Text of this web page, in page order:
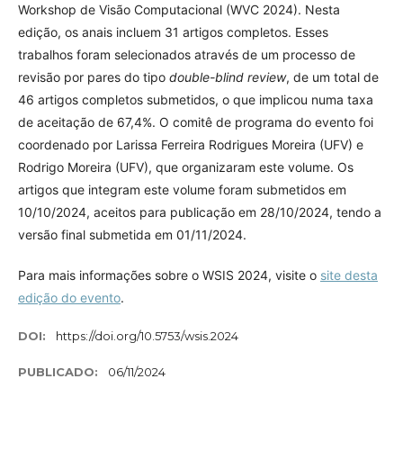
Workshop de Visão Computacional (WVC 2024). Nesta
edição, os anais incluem 31 artigos completos. Esses
trabalhos foram selecionados através de um processo de
revisão por pares do tipo double-blind review, de um total de
46 artigos completos submetidos, o que implicou numa taxa
de aceitação de 67,4%. O comitê de programa do evento foi
coordenado por Larissa Ferreira Rodrigues Moreira (UFV) e
Rodrigo Moreira (UFV), que organizaram este volume. Os
artigos que integram este volume foram submetidos em
10/10/2024, aceitos para publicação em 28/10/2024, tendo a
versão final submetida em 01/11/2024.
Para mais informações sobre o WSIS 2024, visite o site desta
edição do evento.
DOI: https://doi.org/10.5753/wsis.2024
PUBLICADO: 06/11/2024